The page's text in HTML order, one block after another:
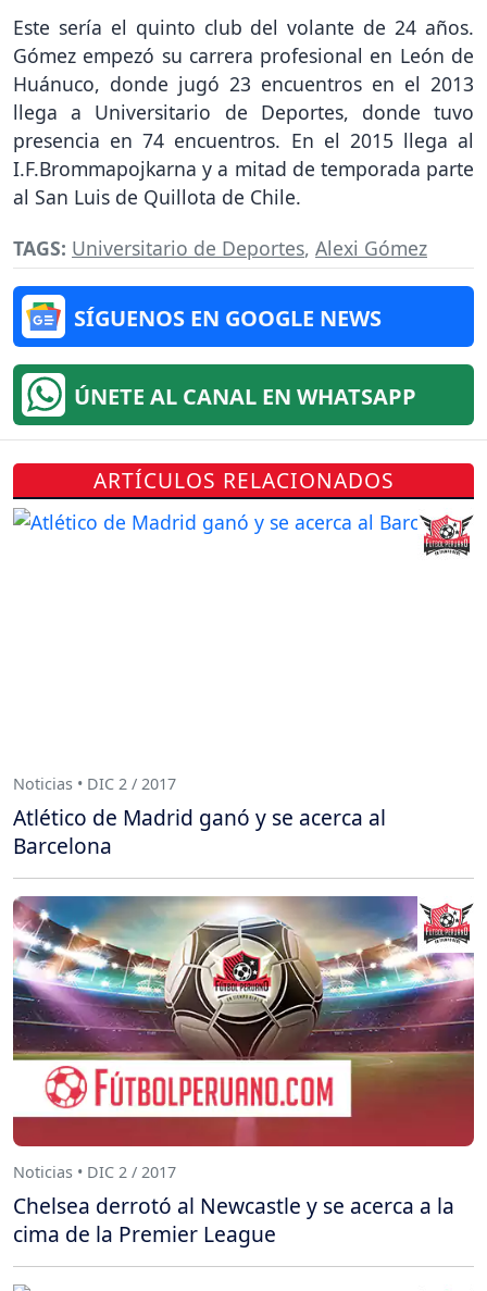
Este sería el quinto club del volante de 24 años.
Gómez empezó su carrera profesional en León de
Huánuco, donde jugó 23 encuentros en el 2013
llega a Universitario de Deportes, donde tuvo
presencia en 74 encuentros. En el 2015 llega al
I.F.Brommapojkarna y a mitad de temporada parte
al San Luis de Quillota de Chile.
TAGS: Universitario de Deportes, Alexi Gómez
SÍGUENOS EN GOOGLE NEWS
ÚNETE AL CANAL EN WHATSAPP
ARTÍCULOS RELACIONADOS
Noticias • DIC 2 / 2017
Atlético de Madrid ganó y se acerca al
Barcelona
Noticias • DIC 2 / 2017
Chelsea derrotó al Newcastle y se acerca a la
cima de la Premier League